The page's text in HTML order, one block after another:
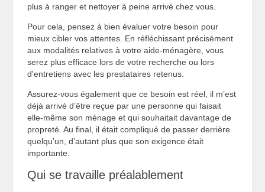
plus à ranger et nettoyer à peine arrivé chez vous.
Pour cela, pensez à bien évaluer votre besoin pour
mieux cibler vos attentes. En réfléchissant précisément
aux modalités relatives à votre aide-ménagère, vous
serez plus efficace lors de votre recherche ou lors
d'entretiens avec les prestataires retenus.
Assurez-vous également que ce besoin est réel, il m’est
déjà arrivé d’être reçue par une personne qui faisait
elle-même son ménage et qui souhaitait davantage de
propreté. Au final, il était compliqué de passer derrière
quelqu’un, d’autant plus que son exigence était
importante.
Qui se travaille préalablement